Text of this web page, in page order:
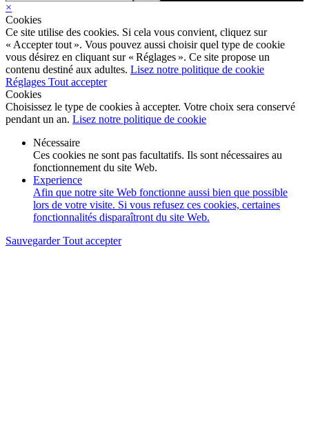
×
Cookies
Ce site utilise des cookies. Si cela vous convient, cliquez sur
« Accepter tout ». Vous pouvez aussi choisir quel type de cookie
vous désirez en cliquant sur « Réglages ». Ce site propose un
contenu destiné aux adultes. Lisez notre politique de cookie
Réglages Tout accepter
Cookies
Choisissez le type de cookies à accepter. Votre choix sera conservé
pendant un an. Lisez notre politique de cookie
Nécessaire
Ces cookies ne sont pas facultatifs. Ils sont nécessaires au
fonctionnement du site Web.
Experience
Afin que notre site Web fonctionne aussi bien que possible
lors de votre visite. Si vous refusez ces cookies, certaines
fonctionnalités disparaîtront du site Web.
SauvegarderTout accepter